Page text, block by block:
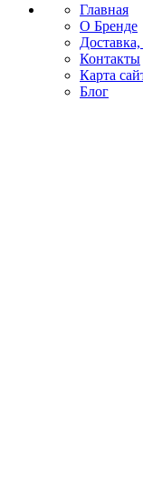
Главная
О Бренде
Контакты
Карта
Блог